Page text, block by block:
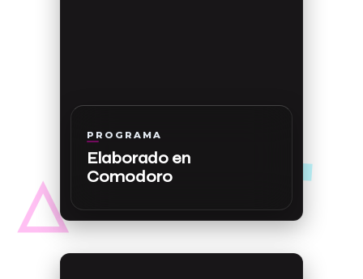
PROGRAMA
Elaborado en
Comodoro